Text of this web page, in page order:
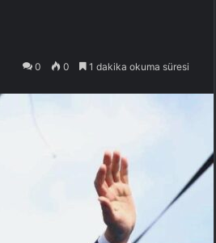
0 0 1 dakika okuma süresi